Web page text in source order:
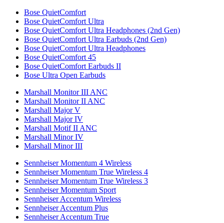
Bose QuietComfort
Bose QuietComfort Ultra
Bose QuietComfort Ultra Headphones (2nd Gen)
Bose QuietComfort Ultra Earbuds (2nd Gen)
Bose QuietComfort Ultra Headphones
Bose QuietComfort 45
Bose QuietComfort Earbuds II
Bose Ultra Open Earbuds
Marshall Monitor III ANC
Marshall Monitor II ANC
Marshall Major V
Marshall Major IV
Marshall Motif II ANC
Marshall Minor IV
Marshall Minor III
Sennheiser Momentum 4 Wireless
Sennheiser Momentum True Wireless 4
Sennheiser Momentum True Wireless 3
Sennheiser Momentum Sport
Sennheiser Accentum Wireless
Sennheiser Accentum Plus
Sennheiser Accentum True